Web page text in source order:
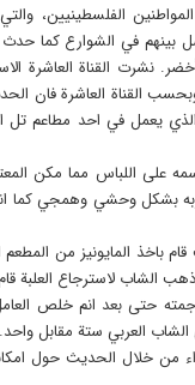
الفلسطينيين،
بينهم في الشوارع كما
نشرت القناة العاشرة
القناة العاشرة فان
يعمل في احد مطاعم
على اللباس مما مكن
بشكل وحشي وهمجي كما
باخذ المايونيز من
الشاب لاسترجاع العلبة
حتى بعد انم خلص
العربي ستة مقابل واحد.
من خلال الحديث حول